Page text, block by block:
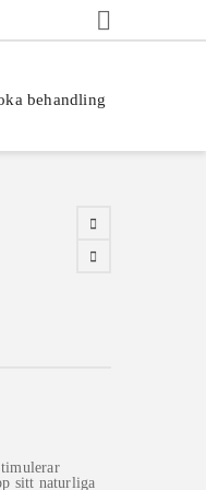
behandling
sitt naturliga